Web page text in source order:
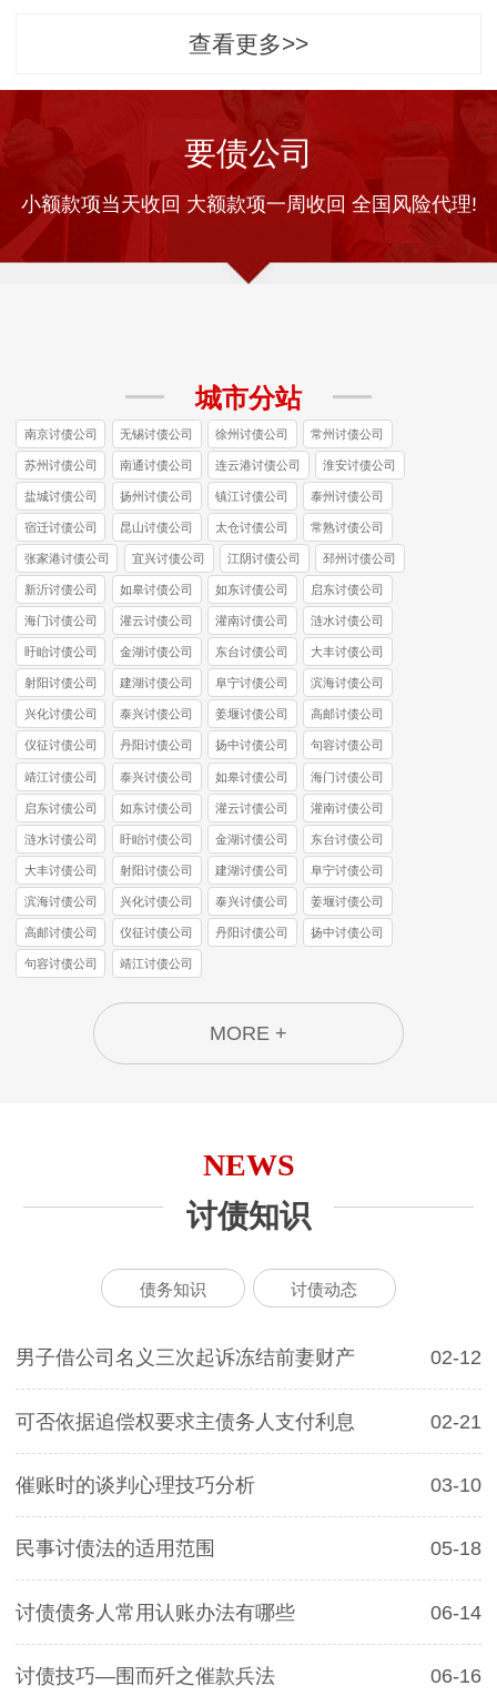
查看更多>>
要债公司
小额款项当天收回 大额款项一周收回 全国风险代理!
城市分站
南京讨债公司 无锡讨债公司 徐州讨债公司 常州讨债公司
苏州讨债公司 南通讨债公司 连云港讨债公司 淮安讨债公司
盐城讨债公司 扬州讨债公司 镇江讨债公司 泰州讨债公司
宿迁讨债公司 昆山讨债公司 太仓讨债公司 常熟讨债公司
张家港讨债公司 宜兴讨债公司 江阴讨债公司 邳州讨债公司
新沂讨债公司 如皋讨债公司 如东讨债公司 启东讨债公司
海门讨债公司 灌云讨债公司 灌南讨债公司 涟水讨债公司
盱眙讨债公司 金湖讨债公司 东台讨债公司 大丰讨债公司
射阳讨债公司 建湖讨债公司 阜宁讨债公司 滨海讨债公司
兴化讨债公司 泰兴讨债公司 姜堰讨债公司 高邮讨债公司
仪征讨债公司 丹阳讨债公司 扬中讨债公司 句容讨债公司
靖江讨债公司 泰兴讨债公司 如皋讨债公司 海门讨债公司
启东讨债公司 如东讨债公司 灌云讨债公司 灌南讨债公司
涟水讨债公司 盱眙讨债公司 金湖讨债公司 东台讨债公司
大丰讨债公司 射阳讨债公司 建湖讨债公司 阜宁讨债公司
滨海讨债公司 兴化讨债公司 泰兴讨债公司 姜堰讨债公司
高邮讨债公司 仪征讨债公司 丹阳讨债公司 扬中讨债公司
句容讨债公司 靖江讨债公司
MORE +
NEWS
讨债知识
债务知识 讨债动态
男子借公司名义三次起诉冻结前妻财产 02-12
可否依据追偿权要求主债务人支付利息 02-21
催账时的谈判心理技巧分析 03-10
民事讨债法的适用范围 05-18
讨债债务人常用认账办法有哪些 06-14
讨债技巧—围而歼之催款兵法 06-16